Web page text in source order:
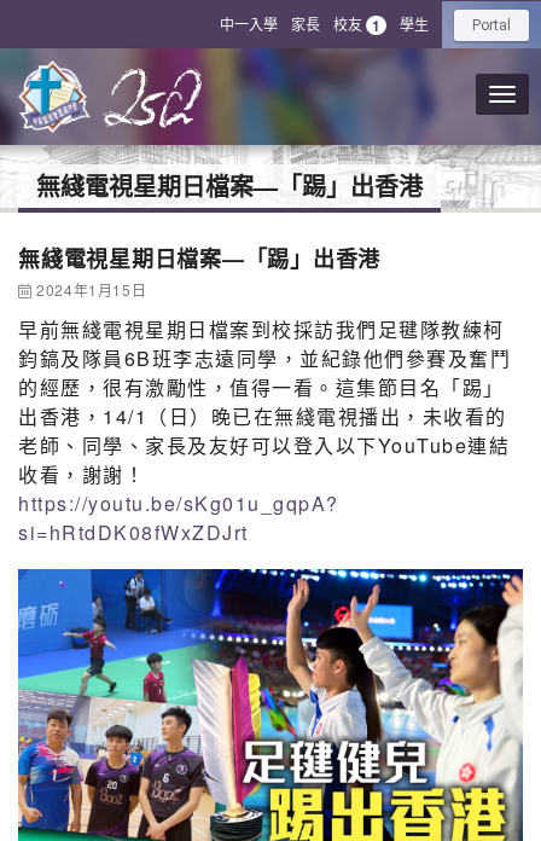
中一入學 家長 校友 1 學生 Portal
無綫電視星期日檔案—「踢」出香港
無綫電視星期日檔案—「踢」出香港
2024年1月15日
早前無綫電視星期日檔案到校採訪我們足毽隊教練柯
鈞鎬及隊員6B班李志遠同學，並紀錄他們參賽及奮鬥
的經歷，很有激勵性，值得一看。這集節目名「踢」
出香港，14/1（日）晚已在無綫電視播出，未收看的
老師、同學、家長及友好可以登入以下YouTube連結
收看，謝謝！
https://youtu.be/sKg01u_gqpA?
si=hRtdDK08fWxZDJrt